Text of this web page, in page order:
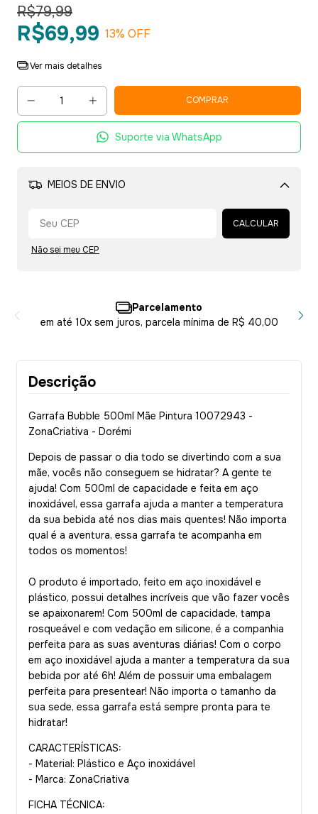
R$79,99
R$69,99 13% OFF
Ver mais detalhes
Suporte via WhatsApp
MEIOS DE ENVIO
Alterar CEP
CALCULAR
Não sei meu CEP
Parcelamento
em até 10x sem juros, parcela mínima de R$ 40,00
Descrição
Garrafa Bubble 500ml Mãe Pintura 10072943 -
ZonaCriativa - Dorémi
Depois de passar o dia todo se divertindo com a sua
mãe, vocês não conseguem se hidratar? A gente te
ajuda! Com 500ml de capacidade e feita em aço
inoxidável, essa garrafa ajuda a manter a temperatura
da sua bebida até nos dias mais quentes! Não importa
qual é a aventura, essa garrafa te acompanha em
todos os momentos!
O produto é importado, feito em aço inoxidável e
plástico, possui detalhes incríveis que vão fazer vocês
se apaixonarem! Com 500ml de capacidade, tampa
rosqueável e com vedação em silicone, é a companhia
perfeita para as suas aventuras diárias! Com o corpo
em aço inoxidável ajuda a manter a temperatura da sua
bebida por até 6h! Além de possuir uma embalagem
perfeita para presentear! Não importa o tamanho da
sua sede, essa garrafa está sempre pronta para te
hidratar!
CARACTERÍSTICAS:
- Material: Plástico e Aço inoxidável
- Marca: ZonaCriativa
FICHA TÉCNICA: